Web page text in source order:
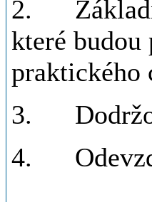
2. Základní
které budou
praktického
3.
4.